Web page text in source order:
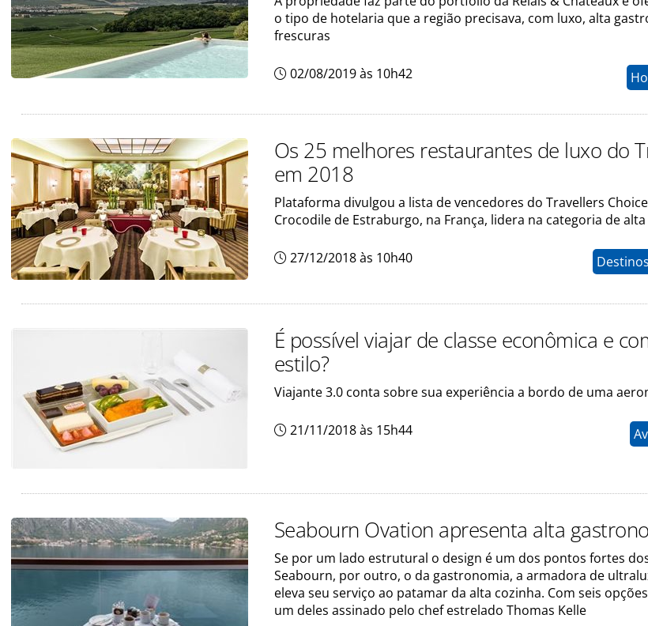
o tipo de hotelaria que a região precisava, com luxo, alta
frescuras
02/08/2019 às 10h42
Os 25 melhores restaurantes de luxo do
em 2018
Plataforma divulgou a lista de vencedores do Travellers
Crocodile de Estraburgo, na França, lidera na categoria de
27/12/2018 às 10h40
É possível viajar de classe econômica e
estilo?
Viajante 3.0 conta sobre sua experiência a bordo de uma
21/11/2018 às 15h44
Seabourn Ovation apresenta alta
Se por um lado estrutural o design é um dos pontos fortes
Seabourn, por outro, o da gastronomia, a armadora de
eleva seu serviço ao patamar da alta cozinha. Com seis
um deles assinado pelo chef estrelado Thomas Kelle